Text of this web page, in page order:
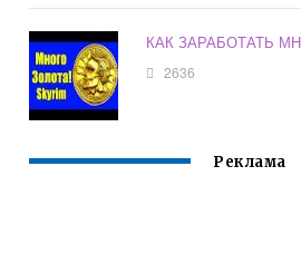
КАК ЗАРАБОТАТЬ
2636
Реклама